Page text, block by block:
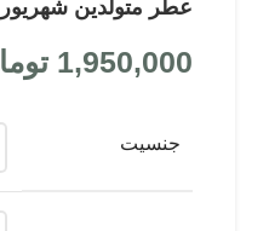
عطر متولدین
1,950,000
جنسیت